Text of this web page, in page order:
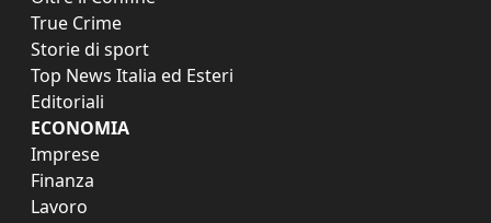
True Crime
Storie di sport
Top News Italia ed Esteri
Editoriali
ECONOMIA
Imprese
Finanza
Lavoro